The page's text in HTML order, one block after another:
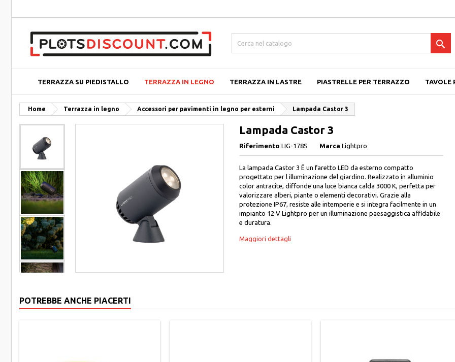

TERRAZZA SU PIEDISTALLO TERRAZZA IN LEGNO TERRAZZA IN LASTRE PIASTRELLE PER TERRAZZO TAVOLE
Home Terrazza in legno Accessori per pavimenti in legno per esterni Lampada Castor 3
Lampada Castor 3
Riferimento LIG-178S Marca Lightpro
La lampada Castor 3 Ë un faretto LED da esterno compatto
progettato per l illuminazione del giardino. Realizzato in alluminio
color antracite, diffonde una luce bianca calda 3000 K, perfetta per
valorizzare alberi, piante o elementi decorativi. Grazie alla
protezione IP67, resiste alle intemperie e si integra facilmente in un
impianto 12 V Lightpro per un illuminazione paesaggistica affidabile
e duratura.
Maggiori dettagli
POTREBBE ANCHE PIACERTI